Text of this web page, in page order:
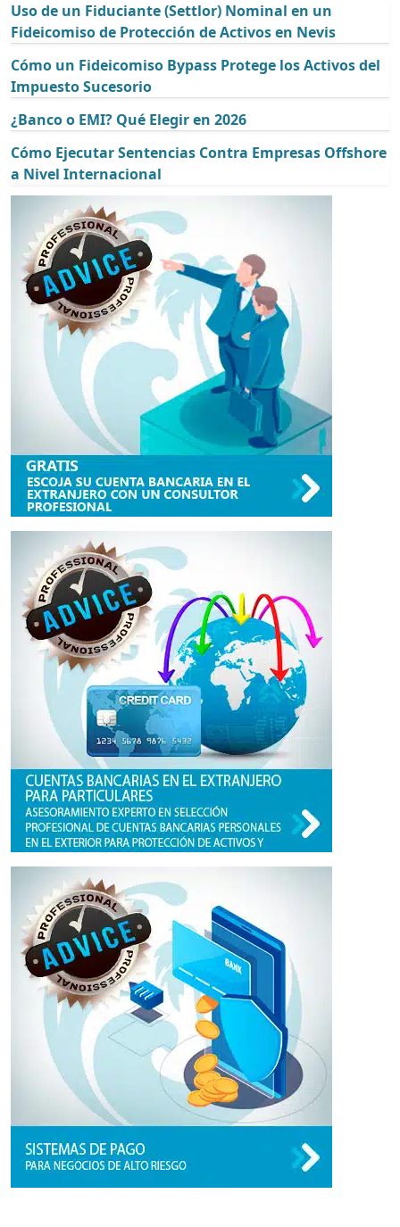
Uso de un Fiduciante (Settlor) Nominal en un
Fideicomiso de Protección de Activos en Nevis
Cómo un Fideicomiso Bypass Protege los Activos del
Impuesto Sucesorio
¿Banco o EMI? Qué Elegir en 2026
Cómo Ejecutar Sentencias Contra Empresas Offshore
a Nivel Internacional